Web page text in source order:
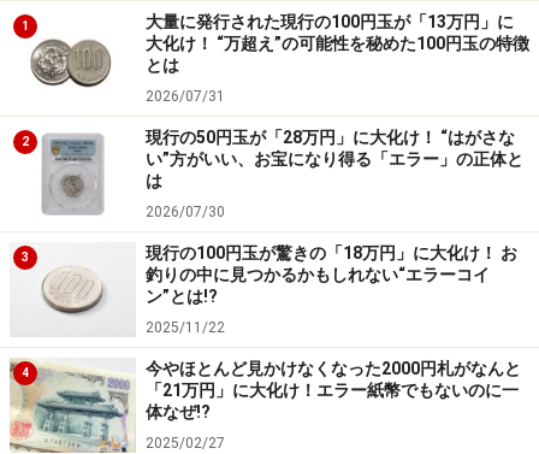
繁田さん：
だからこそ、そこに医学的な視点だけを持ち
込んで「危ないから行動制限しなきゃ」としてしまう
と、その人本来の暮らしを壊してしまうことがありま
す。「この人は、こういう人生を歩んできた。その延長
に今がある」と周囲が理解できると、本人も家族もずっ
とラクになります。
安藤さん：支え方ひとつで、暮らしやすさが大きく変わ
るのですね。
繁田さん：
そうですね。個別の支え合いはもちろんです
が、これからは社会全体でこの課題に向き合っていく必
要があります。というのも、数字で見るとその規模の大
きさがよく分かるからです。
1
大量に発行された現行の100円玉が「13万円」に
大化け！ “万超え”の可能性を秘めた100円玉の特徴
とは
2026/07/31
2
現行の50円玉が「28万円」に大化け！ “はがさな
い”方がいい、お宝になり得る「エラー」の正体と
は
2026/07/30
3
現行の100円玉が驚きの「18万円」に大化け！ お
釣りの中に見つかるかもしれない“エラーコイ
ン”とは!?
2025/11/22
4
今やほとんど見かけなくなった2000円札がなんと
「21万円」に大化け！エラー紙幣でもないのに一
体なぜ!?
2025/02/27